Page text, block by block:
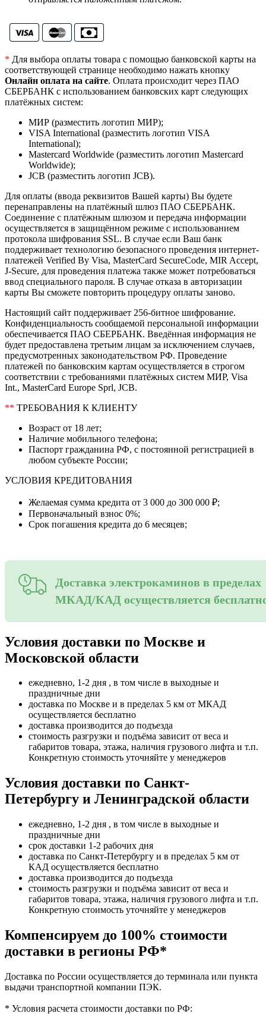
* Для выбора оплаты товара с помощью банковской карты на
соответствующей странице необходимо нажать кнопку
Онлайн оплата на сайте. Оплата происходит через ПАО
СБЕРБАНК с использованием банковских карт следующих
платёжных систем:
МИР (разместить логотип МИР);
VISA International (разместить логотип VISA
International);
Mastercard Worldwide (разместить логотип Mastercard
Worldwide);
JCB (разместить логотип JCB).
Для оплаты (ввода реквизитов Вашей карты) Вы будете
перенаправлены на платёжный шлюз ПАО СБЕРБАНК.
Соединение с платёжным шлюзом и передача информации
осуществляется в защищённом режиме с использованием
протокола шифрования SSL. В случае если Ваш банк
поддерживает технологию безопасного проведения интернет-
платежей Verified By Visa, MasterCard SecureCode, MIR Accept,
J-Secure, для проведения платежа также может потребоваться
ввод специального пароля. В случае отказа в авторизации
карты Вы сможете повторить процедуру оплаты заново.
Настоящий сайт поддерживает 256-битное шифрование.
Конфиденциальность сообщаемой персональной информации
обеспечивается ПАО СБЕРБАНК. Введённая информация не
будет предоставлена третьим лицам за исключением случаев,
предусмотренных законодательством РФ. Проведение
платежей по банковским картам осуществляется в строгом
соответствии с требованиями платёжных систем МИР, Visa
Int., MasterCard Europe Sprl, JCB.
** ТРЕБОВАНИЯ К КЛИЕНТУ
Возраст от 18 лет;
Наличие мобильного телефона;
Паспорт гражданина РФ, с постоянной регистрацией в
любом субъекте России;
УСЛОВИЯ КРЕДИТОВАНИЯ
Желаемая сумма кредита от 3 000 до 300 000 ₽;
Первоначальный взнос 0%;
Срок погашения кредита до 6 месяцев;
Доставка электрокаминов в пределах
МКАД/КАД осуществляется
Условия доставки по Москве и
Московской области
ежедневно, 1-2 дня , в том числе в выходные и
праздничные дни
доставка по Москве и в пределах 5 км от МКАД
осуществляется бесплатно
доставка производится до подъезда
стоимость разгрузки и подъёма зависит от веса и
габаритов товара, этажа, наличия грузового лифта и т.п.
Конкретную стоимость уточняйте у менеджеров
Условия доставки по Санкт-
Петербургу и Ленинградской области
ежедневно, 1-2 дня , в том числе в выходные и
праздничные дни
срок доставки 1-2 рабочих дня
доставка по Санкт-Петербургу и в пределах 5 км от
КАД осуществляется бесплатно
доставка производится до подъезда
стоимость разгрузки и подъёма зависит от веса и
габаритов товара, этажа, наличия грузового лифта и т.п.
Конкретную стоимость уточняйте у менеджеров
Компенсируем до 100% стоимости
доставки в регионы РФ*
Доставка по России осуществляется до терминала или пункта
выдачи транспортной компании ПЭК.
* Условия расчета стоимости доставки по РФ: